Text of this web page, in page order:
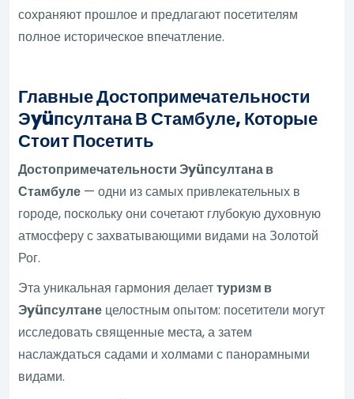
сохраняют прошлое и предлагают посетителям
полное историческое впечатление.
Главные Достопримечательности
Эyüпсултана В Стамбуле, Которые
Стоит Посетить
Достопримечательности Эyüпсултана в
Стамбуле — одни из самых привлекательных в
городе, поскольку они сочетают глубокую духовную
атмосферу с захватывающими видами на Золотой
Рог.
Эта уникальная гармония делаеттуризм в
Эyüпсултане целостным опытом: посетители могут
исследовать священные места, а затем
наслаждаться садами и холмами с панорамными
видами.